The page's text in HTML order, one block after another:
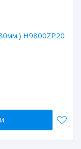
H9800ZP20